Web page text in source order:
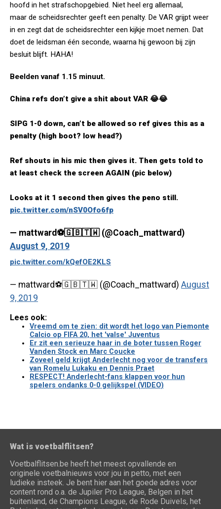
hoofd in het strafschopgebied. Niet heel erg allemaal,
maar de scheidsrechter geeft een penalty. De VAR grijpt weer
in en zegt dat de scheidsrechter een kijkje moet nemen. Dat
doet de leidsman één seconde, waarna hij gewoon bij zijn
besluit blijft. HAHA!
Beelden vanaf 1.15 minuut.
China refs don’t give a shit about VAR 😂😂
SIPG 1-0 down, can’t be allowed so ref gives this as a
penalty (high boot? low head?)
Ref shouts in his mic then gives it. Then gets told to
at least check the screen AGAIN (pic below)
Looks at it 1 second then gives the peno still.
pic.twitter.com/nSV0Ofo6fp
— mattward⚽️🇬🇧🇹🇼 (@Coach_mattward)
August 9, 2019
pic.twitter.com/kQefOE2KLS
— mattward⚽️🇬🇧🇹🇼 (@Coach_mattward) August
9, 2019
Lees ook:
Vreemd om te zien: dit wordt het logo van Piemonte
Calcio op FIFA 20, het 'valse' Juventus
Er zit een serieuze haar in de boter tussen Roger
Vanden Stock en Marc Coucke
Zoveel geld krijgt Anderlecht nog voor de transfers
van Romelu Lukaku en Dennis Praet
RESPECT! Anderlecht-fans klappen voor hun
spelers ondanks 0-0 gelijkspel (VIDEO)
Wat is voetbalflitsen?
Voetbalflitsen.be heeft het meest opvallende en
originele voetbalnieuws voor jou in petto, met een
ludieke insteek. Je bent hier aan het goede adres voor
content rond o.a. de Jupiler Pro League, Belgen in het
buitenland, de Champions League, de Rode Duivels, het